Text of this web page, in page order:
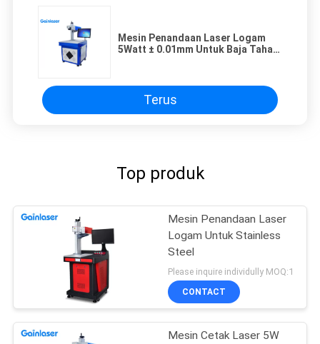
Mesin Penandaan Laser Logam
5Watt ± 0.01mm Untuk Baja Tahan
Terus
Top produk
Mesin Penandaan Laser
Logam Untuk Stainless
Steel
Please inquire individully MOQ:1
CONTACT
Mesin Cetak Laser 5W